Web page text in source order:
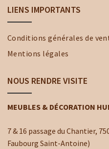
LIENS IMPORTANTS
Conditions générales de
Mentions légales
NOUS RENDRE VISITE
MEUBLES & DÉCORATION
7 & 16 passage du Chantier,
Faubourg Saint-Antoine)